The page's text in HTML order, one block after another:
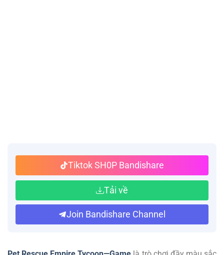
Tiktok SH0P Bandishare
Tải về
Join Bandishare Channel